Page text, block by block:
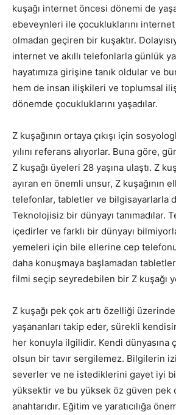
kuşağı internet öncesi dönemi de
ebeveynleri ile çocukluklarını internet
olmadan geçiren bir kuşaktır.
internet ve akıllı telefonlarla günlük
hayatımıza girişine tanık oldular ve
hem de insan ilişkileri ve toplumsal
dönemde çocukluklarını yaşadılar.
Z kuşağının ortaya çıkışı için
yılını referans alıyorlar. Buna göre,
Z kuşağı üyeleri 28 yaşına ulaştı. Z
ayıran en önemli unsur, Z kuşağının
telefonlar, tabletler ve bilgisayarlarla
Teknolojisiz bir dünyayı tanımadılar.
içedirler ve farklı bir dünyayı
yemeleri için bile ellerine cep
daha konuşmaya başlamadan
filmi seçip seyredebilen bir Z kuşağı
Z kuşağı pek çok artı özelliği üzerinde
yaşananları takip eder, sürekli
her konuyla ilgilidir. Kendi dünyasına
olsun bir tavır sergilemez. Bilgilerin
severler ve ne istediklerini gayet iyi
yüksektir ve bu yüksek öz güven pek
anahtarıdır. Eğitim ve yaratıcılığa